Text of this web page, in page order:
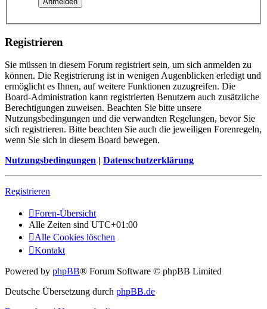
Registrieren
Sie müssen in diesem Forum registriert sein, um sich anmelden zu
können. Die Registrierung ist in wenigen Augenblicken erledigt und
ermöglicht es Ihnen, auf weitere Funktionen zuzugreifen. Die
Board-Administration kann registrierten Benutzern auch zusätzliche
Berechtigungen zuweisen. Beachten Sie bitte unsere
Nutzungsbedingungen und die verwandten Regelungen, bevor Sie
sich registrieren. Bitte beachten Sie auch die jeweiligen Forenregeln,
wenn Sie sich in diesem Board bewegen.
Nutzungsbedingungen | Datenschutzerklärung
Registrieren
Foren-Übersicht
Alle Zeiten sind UTC+01:00
Alle Cookies löschen
Kontakt
Powered by phpBB® Forum Software © phpBB Limited
Deutsche Übersetzung durch phpBB.de